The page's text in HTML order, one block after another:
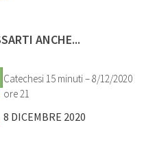
ANCHE...
Catechesi 15 minuti – 8/12/2020
ore 21
8 DICEMBRE 2020